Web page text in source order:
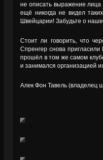
не описать выражение лица
ещё никогда не видел
Швейцарии! Забудьте о
Стоит ли говорить, что
Спренгер снова
прошёл в том же самом
и занимался организацией
Алек Фон Тавель (владелец